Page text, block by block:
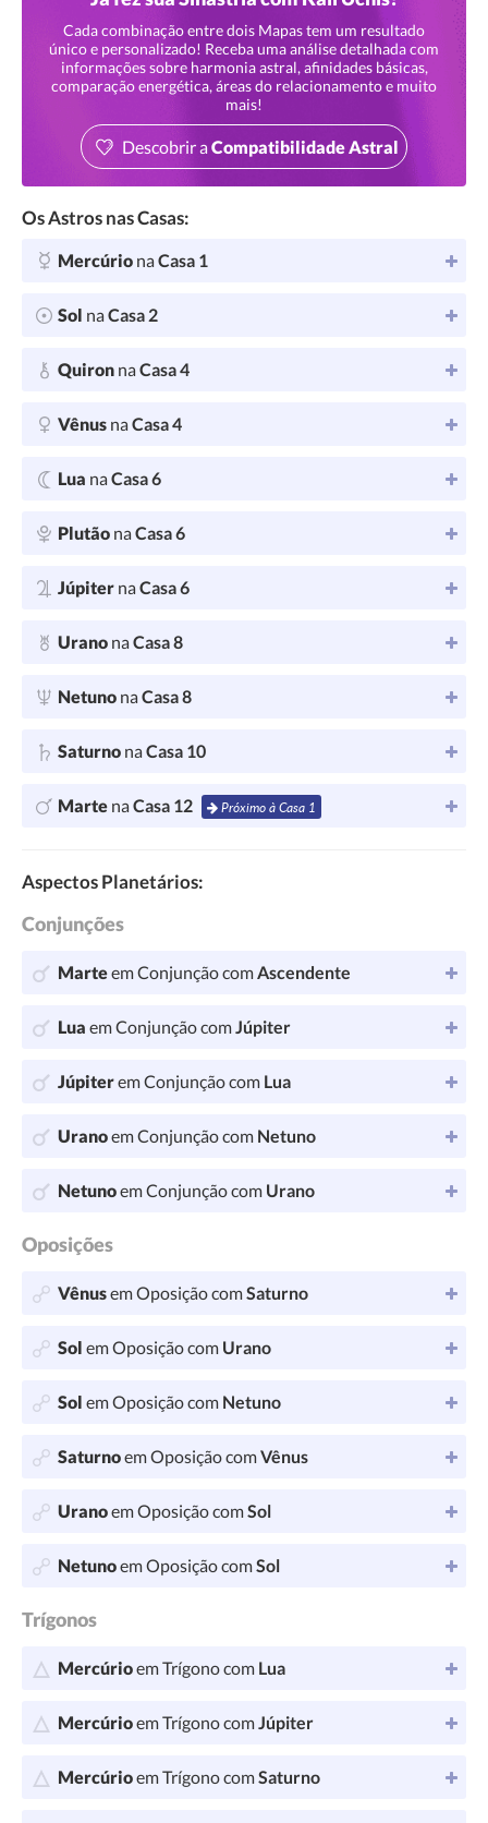
Cada combinação entre dois Mapas tem um resultado
único e personalizado! Receba uma análise detalhada com
informações sobre harmonia astral, afinidades básicas,
comparação energética, áreas do relacionamento e muito
mais!
Descobrir aCompatibilidade Astral
Os Astros nas Casas:
Mercúrio naCasa 1
Sol naCasa 2
Quiron naCasa 4
Vênus naCasa 4
Lua naCasa 6
Plutão naCasa 6
Júpiter naCasa 6
Urano naCasa 8
Netuno naCasa 8
Saturno naCasa 10
Marte naCasa 12 Próximo à Casa 1
Aspectos Planetários:
Conjunções
Marteem Conjunção comAscendente
Lua em Conjunção comJúpiter
Júpiterem Conjunção com Lua
Uranoem Conjunção com Netuno
Netunoem Conjunção com Urano
Oposições
Vênusem Oposição comSaturno
Sol em Oposição com Urano
Sol em Oposição com Netuno
Saturnoem Oposição comVênus
Uranoem Oposição comSol
Netunoem Oposição comSol
Trígonos
Mercúrioem Trígono com Lua
Mercúrioem Trígono comJúpiter
Mercúrioem Trígono comSaturno